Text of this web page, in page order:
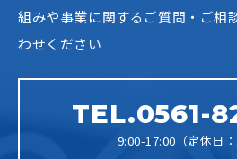
組みや事業に関するご質問・ご相
わせください
TEL.0561-
9:00-17:00（定休日：